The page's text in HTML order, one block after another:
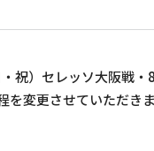
祝）セレッソ大阪戦・8
を変更させていただき